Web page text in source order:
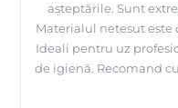
așteptările. Sunt
Materialul netesut este
Ideali pentru uz
de igienă. Recomand